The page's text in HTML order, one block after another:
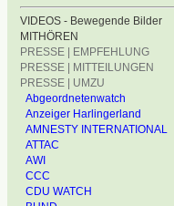
VIDEOS - Bewegende Bilder
MITHÖREN
PRESSE | EMPFEHLUNG
PRESSE | MITTEILUNGEN
PRESSE | UMZU
Abgeordnetenwatch
Anzeiger Harlingerland
AMNESTY INTERNATIONAL
ATTAC
AWI
CCC
CDU WATCH